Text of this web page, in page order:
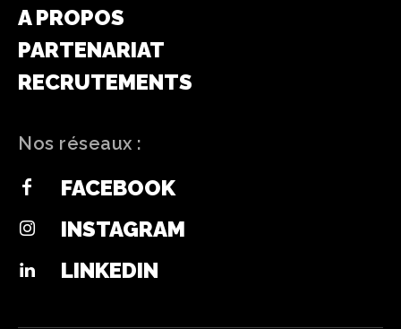
A PROPOS
PARTENARIAT
RECRUTEMENTS
Nos réseaux :
FACEBOOK
INSTAGRAM
LINKEDIN